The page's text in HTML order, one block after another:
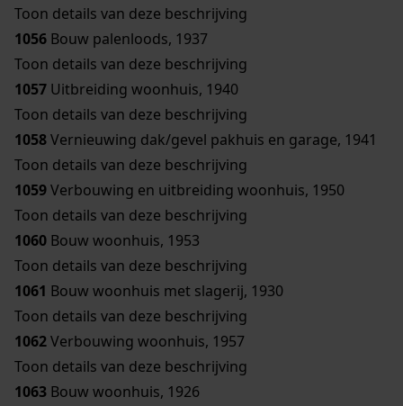
Toon details van deze beschrijving
1056 Bouw palenloods, 1937
Toon details van deze beschrijving
1057 Uitbreiding woonhuis, 1940
Toon details van deze beschrijving
1058Vernieuwing dak/gevel pakhuis en garage, 1941
Toon details van deze beschrijving
1059Verbouwing en uitbreiding woonhuis, 1950
Toon details van deze beschrijving
1060 Bouw woonhuis, 1953
Toon details van deze beschrijving
1061 Bouw woonhuis met slagerij, 1930
Toon details van deze beschrijving
1062Verbouwing woonhuis, 1957
Toon details van deze beschrijving
1063 Bouw woonhuis, 1926